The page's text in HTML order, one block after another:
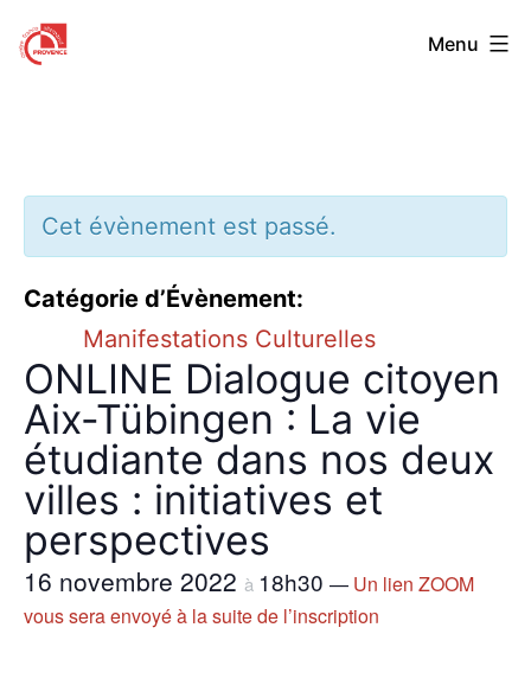
Aller
auCentre
Provence
Menu
Cet évènement est passé.
Catégorie d’Évènement:
Manifestations Culturelles
ONLINE Dialogue citoyen
Aix-Tübingen : La vie
étudiante dans nos deux
villes : initiatives et
perspectives
16 novembre 2022 à 18h30 — Un lien ZOOM
vous sera envoyé à la suite de l’inscription